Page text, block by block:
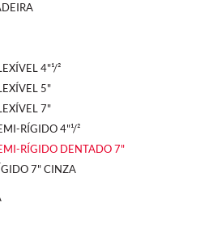
4"¹/²
5"
7"
RÍGIDO 4"¹/²
RÍGIDO DENTADO 7"
7" CINZA